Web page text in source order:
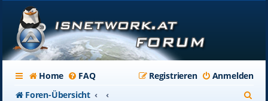
Home FAQ Anmelden
Registrieren
Foren-Übersicht